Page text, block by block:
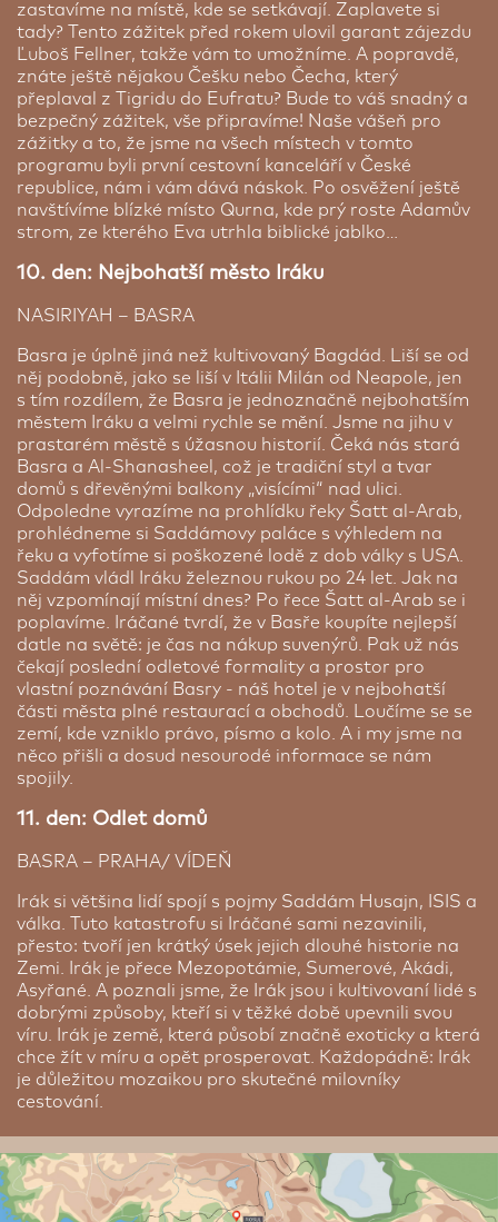
zastavíme na místě, kde se setkávají. Zaplavete si
tady? Tento zážitek před rokem ulovil garant zájezdu
Ľuboš Fellner, takže vám to umožníme. A popravdě,
znáte ještě nějakou Češku nebo Čecha, který
přeplaval z Tigridu do Eufratu? Bude to váš snadný a
bezpečný zážitek, vše připravíme! Naše vášeň pro
zážitky a to, že jsme na všech místech v tomto
programu byli první cestovní kanceláří v České
republice, nám i vám dává náskok. Po osvěžení ještě
navštívíme blízké místo Qurna, kde prý roste Adamův
strom, ze kterého Eva utrhla biblické jablko…
10. den: Nejbohatší město Iráku
NASIRIYAH – BASRA
Basra je úplně jiná než kultivovaný Bagdád. Liší se od
něj podobně, jako se liší v Itálii Milán od Neapole, jen
s tím rozdílem, že Basra je jednoznačně nejbohatším
městem Iráku a velmi rychle se mění. Jsme na jihu v
prastarém městě s úžasnou historií. Čeká nás stará
Basra a Al-Shanasheel, což je tradiční styl a tvar
domů s dřevěnými balkony „visícími“ nad ulici.
Odpoledne vyrazíme na prohlídku řeky Šatt al-Arab,
prohlédneme si Saddámovy paláce s výhledem na
řeku a vyfotíme si poškozené lodě z dob války s USA.
Saddám vládl Iráku železnou rukou po 24 let. Jak na
něj vzpomínají místní dnes? Po řece Šatt al-Arab se i
poplavíme. Iráčané tvrdí, že v Basře koupíte nejlepší
datle na světě: je čas na nákup suvenýrů. Pak už nás
čekají poslední odletové formality a prostor pro
vlastní poznávání Basry - náš hotel je v nejbohatší
části města plné restaurací a obchodů. Loučíme se se
zemí, kde vzniklo právo, písmo a kolo. A i my jsme na
něco přišli a dosud nesourodé informace se nám
spojily.
11. den: Odlet domů
BASRA – PRAHA/ VÍDEŇ
Irák si většina lidí spojí s pojmy Saddám Husajn, ISIS a
válka. Tuto katastrofu si Iráčané sami nezavinili,
přesto: tvoří jen krátký úsek jejich dlouhé historie na
Zemi. Irák je přece Mezopotámie, Sumerové, Akádi,
Asyřané. A poznali jsme, že Irák jsou i kultivovaní lidé s
dobrými způsoby, kteří si v těžké době upevnili svou
víru. Irák je země, která působí značně exoticky a která
chce žít v míru a opět prosperovat. Každopádně: Irák
je důležitou mozaikou pro skutečné milovníky
cestování.